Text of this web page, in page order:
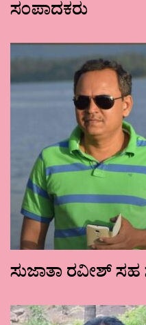
ಸಂಪಾದಕರು
ಸುಜಾತಾ ರವೀಶ್ ಸಹ